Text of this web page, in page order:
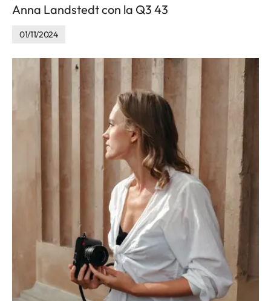
Anna Landstedt con la Q3 43
01/11/2024